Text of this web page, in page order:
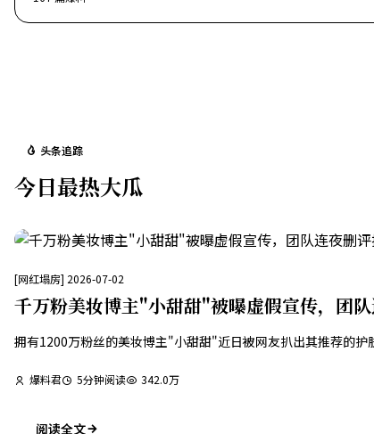
头条追踪
今日最热大瓜
[网红塌房] 2026-07-02
千万粉美妆博主"小甜甜"被曝虚假宣传，团
拥有1200万粉丝的美妆博主"小甜甜"近日被网友扒出其推荐的
爆料君 5分钟阅读 342.0万
阅读全文